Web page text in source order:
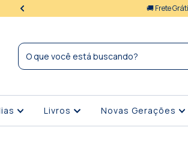
🚚 Frete
Livros Novas Gerações